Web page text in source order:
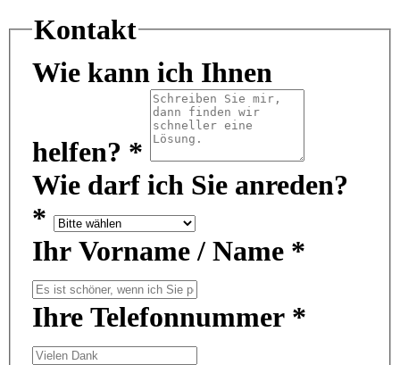
Kontakt
Wie kann ich Ihnen
helfen? *
Wie darf ich Sie anreden?
*
Ihr Vorname / Name *
Ihre Telefonnummer *